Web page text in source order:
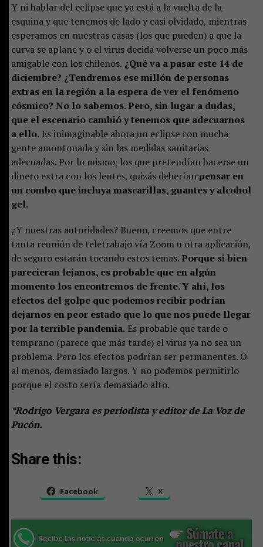
Y ni hablar del eclipse que ya está a la vuelta de la
esquina y que tenemos de lado y casi olvidado, mientras
esperamos en nuestras casas (los que pueden) a que la
curva se aplane y o el virus decida volverse un poco más
amigable con los chilenos. ¿Qué va a pasar este 14 de
diciembre? ¿Tendremos ese millón de personas
extras en la región a la espera de ver el fenómeno
cósmico? No lo sabemos. Pero, sin lugar a dudas,
que el escenario cambió y tenemos que adecuarnos
a ello.Es inimaginable ahora un eclipse con mucha
gente amontonada y sin las medidas sanitarias
adecuadas. Por lo mismo, los que pretendían hacerse un
dinero extra con los lentes, quizás deberíanpensar en
un combo que incluya mascarillas, guantes y alcohol
gel.
¿Y nuestras autoridades? Bueno, creemos que entre
tanta reunión de teletrabajo vía Zoom u otra aplicación,
de seguro estarán tocando estos temas. Porque si bien
parecieran lejanos, es probable que en algún
momento los encontremos de frente. Y ahí, los
efectos del golpe que podemos recibir podrían
dejarnos en peor estado que lo que nos puede llegar
por la terrible pandemia.Es probable que tarde o
temprano (parece que más tarde) el virus ya no sea un
problema. Pero los efectos podrían ser permanentes. O
al menos, demasiado largos. Y no podemos permitirlo
porque el costo sería demasiado alto.
*Rodrigo Vergara es periodista y editor de La Voz de
Pucón.
Share this:
Facebook X